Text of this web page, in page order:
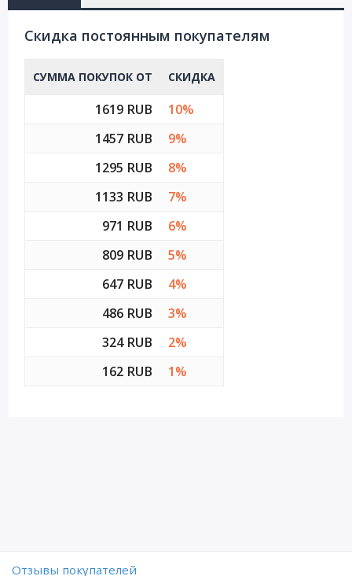
Cкидка постоянным покупателям
СУММА ПОКУПОК ОТ СКИДКА
1619 RUB
10%
1457 RUB
9%
1295 RUB
8%
1133 RUB
7%
971 RUB
6%
809 RUB
5%
647 RUB
4%
486 RUB
3%
324 RUB
2%
162 RUB
1%
Отзывы покупателей